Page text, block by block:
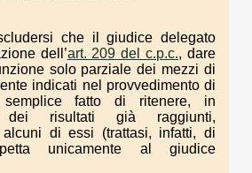
che il giudice delegato
dell’art. 209 del c.p.c., dare
solo parziale dei mezzi di
indicati nel provvedimento di
fatto di ritenere, in
dei risultati già raggiunti,
alcuni di essi (trattasi, infatti, di
unicamente al giudice